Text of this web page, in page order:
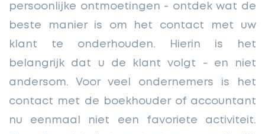
persoonlijke ontmoetingen - ontdek wat de
beste manier is om het contact met uw
klant te onderhouden. Hierin is het
belangrijk dat u de klant volgt - en niet
andersom. Voor veel ondernemers is het
contact met de boekhouder of accountant
nu eenmaal niet een favoriete activiteit.